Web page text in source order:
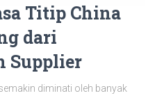
Titip China
dari
Supplier
diminati oleh banyak